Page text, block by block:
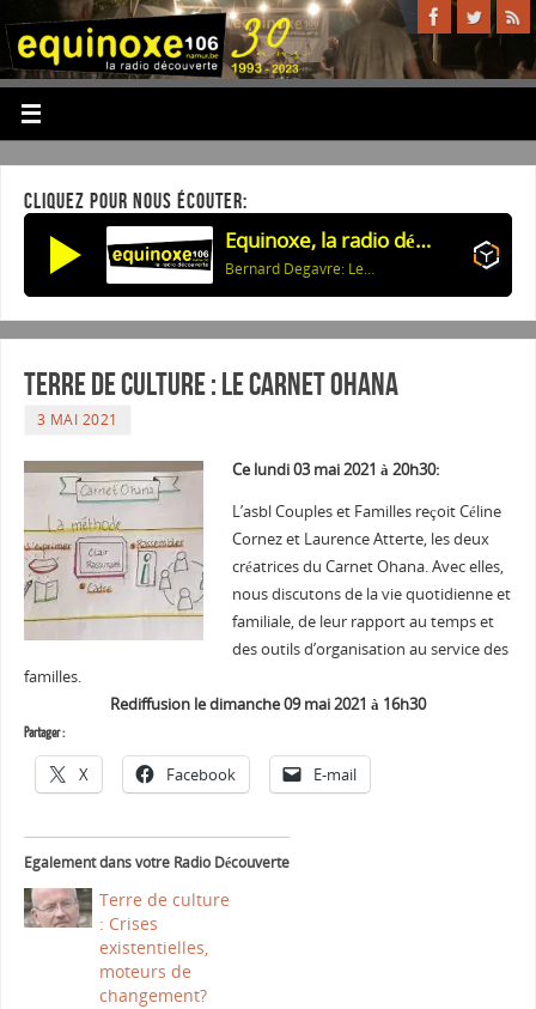
CLIQUEZ POUR NOUS ÉCOUTER:
Equinoxe, la radio découverte
Bernard Degavre: Les Joggeurs
Terre de culture : Le carnet Ohana
3 MAI 2021
Ce lundi 03 mai 2021 à 20h30:
L’asbl Couples et Familles reçoit Céline
Cornez et Laurence Atterte, les deux
créatrices du Carnet Ohana. Avec elles,
nous discutons de la vie quotidienne et
familiale, de leur rapport au temps et
des outils d’organisation au service des
familles.
Rediffusion le dimanche 09 mai 2021 à 16h30
Partager :
X Facebook E-mail
Egalement dans votre Radio Découverte
Terre de culture
: Crises
existentielles,
moteurs de
changement?